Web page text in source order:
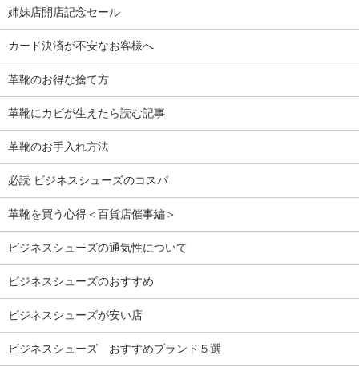
姉妹店開店記念セール
カード決済が不安なお客様へ
革靴のお得な捨て方
革靴にカビが生えたら読む記事
革靴のお手入れ方法
必読 ビジネスシューズのコスパ
革靴を買う心得＜百貨店催事編＞
ビジネスシューズの通気性について
ビジネスシューズのおすすめ
ビジネスシューズが安い店
ビジネスシューズ おすすめブランド５選